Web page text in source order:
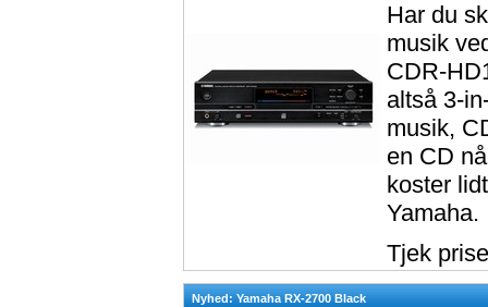
Har du
musik
CDR-
altså 3-
musik,
en CD
koster
Yamaha.
Tjek
Nyhed: Yamaha RX-2700 Black